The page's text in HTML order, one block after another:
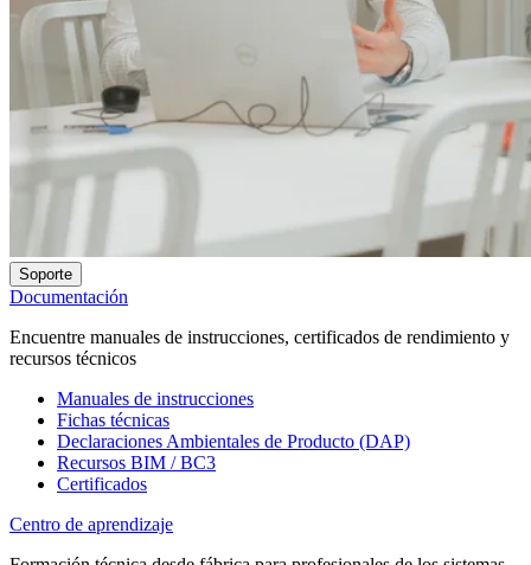
Soporte
Documentación
Encuentre manuales de instrucciones, certificados de rendimiento y
recursos técnicos
Manuales de instrucciones
Fichas técnicas
Declaraciones Ambientales de Producto (DAP)
Recursos BIM / BC3
Certificados
Centro de aprendizaje